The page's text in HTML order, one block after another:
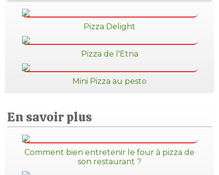
Pizza Delight
Pizza de l'Etna
Mini Pizza au pesto
En savoir plus
Comment bien entretenir le four à pizza de
son restaurant ?